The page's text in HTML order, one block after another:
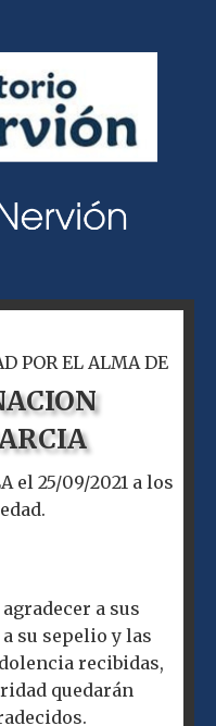
POR EL ALMA DE
el 25/09/2021 a los
a sus
su sepelio y las
recibidas,
quedarán